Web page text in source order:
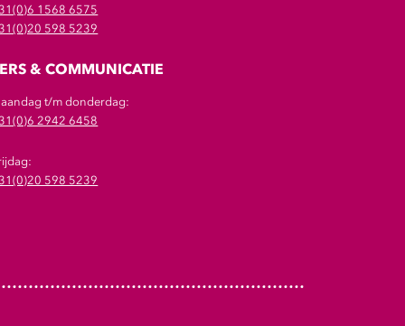
1568 6575
598 5239
& COMMUNICATIE
t/m donderdag:
2942 6458
598 5239